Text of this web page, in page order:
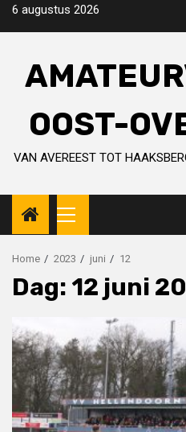
Skip6 augustus 2026
OOST-
VAN AVEREEST TOT
Primary
Menu
Home 2023 juni 12
Dag: 12 juni